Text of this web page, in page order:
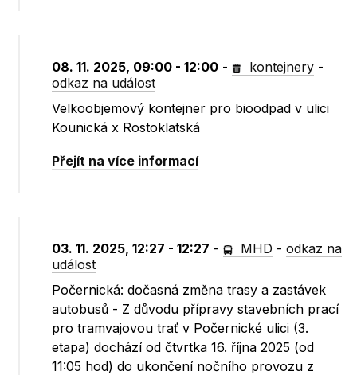
08. 11. 2025, 09:00 - 12:00 - kontejnery -
odkaz na událost
Velkoobjemový kontejner pro bioodpad v ulici
Kounická x Rostoklatská
Přejít na více informací
03. 11. 2025, 12:27 - 12:27 - MHD -odkaz na
událost
Počernická: dočasná změna trasy a zastávek
autobusů - Z důvodu přípravy stavebních prací
pro tramvajovou trať v Počernické ulici (3.
etapa) dochází od čtvrtka 16. října 2025 (od
11:05 hod) do ukončení nočního provozu z